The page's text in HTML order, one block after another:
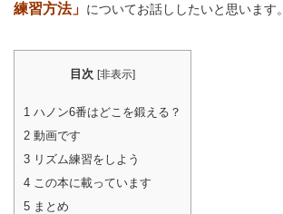
練習方法」 についてお話ししたいと思います。
目次 [非表示]
1 ハノン6番はどこを鍛える？
2 動画です
3 リズム練習をしよう
4 この本に載っています
5 まとめ